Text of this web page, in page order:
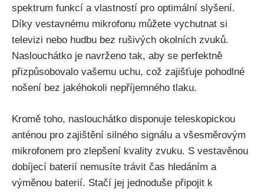
spektrum funkcí a vlastností pro optimální slyšení.
Díky vestavnému mikrofonu můžete vychutnat si
televizi nebo hudbu bez rušivých okolních zvuků.
Naslouchátko je navrženo tak, aby se perfektně
přizpůsobovalo vašemu uchu, což zajišťuje pohodlné
nošení bez jakéhokoli nepříjemného tlaku.
Kromě toho, naslouchátko disponuje teleskopickou
anténou pro zajištění silného signálu a všesměrovým
mikrofonem pro zlepšení kvality zvuku. S vestavěnou
dobíjecí baterií nemusíte trávit čas hledáním a
výměnou baterií. Stačí jej jednoduše připojit k